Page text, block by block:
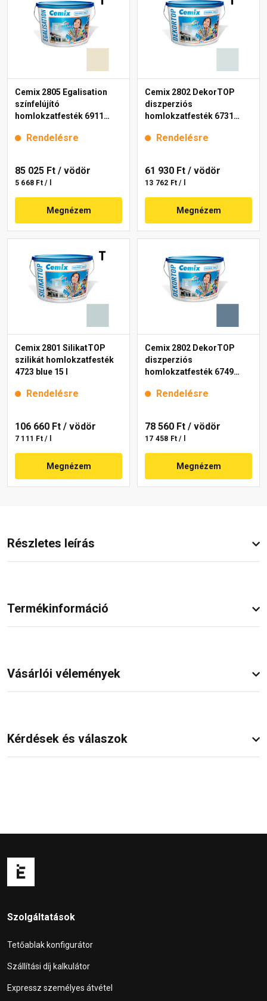
Cemix 2805 Egalisation
színfelújító
homlokzatfesték 6911
Rendelésre
85 025 Ft / vödör
5 668 Ft / l
Megnézem
Cemix 2802 DekorTOP
diszperziós
homlokzatfesték 6731
Rendelésre
61 930 Ft / vödör
13 762 Ft / l
Megnézem
Cemix 2801 SilikatTOP
szilikát homlokzatfesték
4723 blue 15 l
Rendelésre
106 660 Ft / vödör
7 111 Ft / l
Megnézem
Cemix 2802 DekorTOP
diszperziós
homlokzatfesték 6749
Rendelésre
78 560 Ft / vödör
17 458 Ft / l
Megnézem
Részletes leírás
Termékinformáció
Vásárlói vélemények
Kérdések és válaszok
Szolgáltatások
Tetőablak konfigurátor
Szállítási díj kalkulátor
Expressz személyes átvétel